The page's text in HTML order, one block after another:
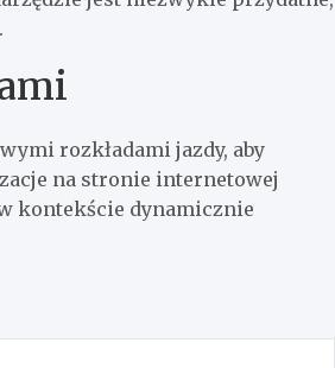
rozkładami jazdy, aby
na stronie internetowej
kontekście dynamicznie